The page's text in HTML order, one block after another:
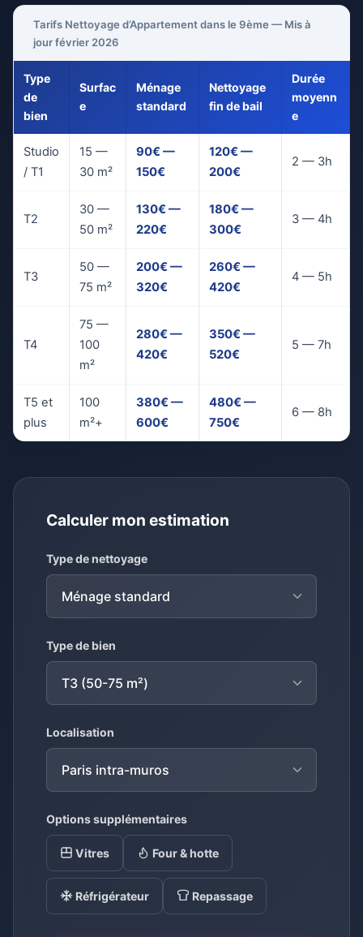
Tarifs Nettoyage d’Appartement dans le 9ème — Mis à
jour février 2026
Type
de
bien
Surfac
e
Ménage
standard
Nettoyage
fin de bail
Durée
moyenn
e
Studio
/ T1
15 —
30 m²
90€ —
150€
120€ —
200€
2 — 3h
T2
30 —
50 m²
130€ —
220€
180€ —
300€
3 — 4h
T3
50 —
75 m²
200€ —
320€
260€ —
420€
4 — 5h
T4
75 —
100
m²
280€ —
420€
350€ —
520€
5 — 7h
T5 et
plus
100
m²+
380€ —
600€
480€ —
750€
6 — 8h
Calculer mon estimation
Type de nettoyage
Type de bien
Localisation
Options supplémentaires
Vitres Four & hotte
Réfrigérateur Repassage